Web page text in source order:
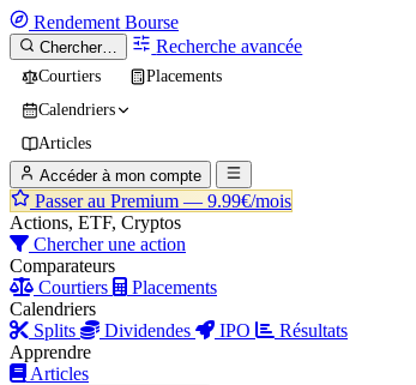
Rendement Bourse
Chercher… Recherche avancée
Courtiers
Placements
Calendriers
Articles
Accéder à mon compte
Passer au Premium — 9.99€/mois
Actions, ETF, Cryptos
Chercher une action
Comparateurs
Courtiers
Placements
Calendriers
Splits
Dividendes IPO
Résultats
Apprendre
Articles